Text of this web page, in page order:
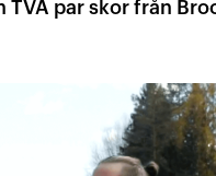
TVÅ par skor från